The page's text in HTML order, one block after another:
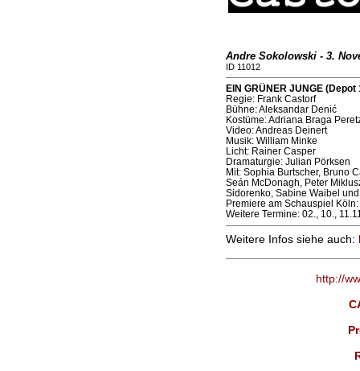
Andre Sokolowski - 3.
ID 11012
EIN GRÜNER JUNGE (Depot
Regie: Frank Castorf
Bühne: Aleksandar Denić
Kostüme: Adriana Braga
Video: Andreas Deinert
Musik: William Minke
Licht: Rainer Casper
Dramaturgie: Julian Pörksen
Mit: Sophia Burtscher, Bruno
Seán McDonagh, Peter
Sidorenko, Sabine Waibel
Premiere am Schauspiel
Weitere Termine: 02., 10.,
Weitere Infos siehe auch:
http://